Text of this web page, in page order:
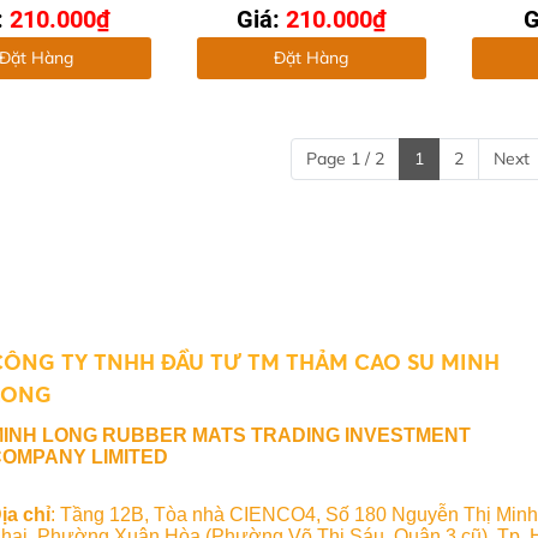
210.000₫
Đặt Hàng
Giá: 210.000₫
Đặt Hàng
Page 1 / 2 1 2 Next
TY TNHH ĐẦU TƯ TM THẢM CAO SU MINH
LONG RUBBER MATS TRADING INVESTMENT
LIMITED
chỉ: Tầng 12B, Tòa nhà CIENCO4, Số 180 Nguyễn Thị Minh